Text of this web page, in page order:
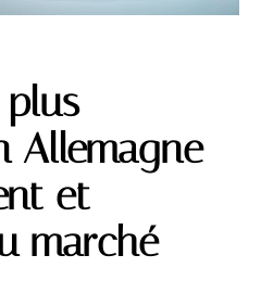
Allemagne
et
marché